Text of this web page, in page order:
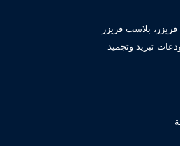
بلاست فريزر
تبريد وتجميد